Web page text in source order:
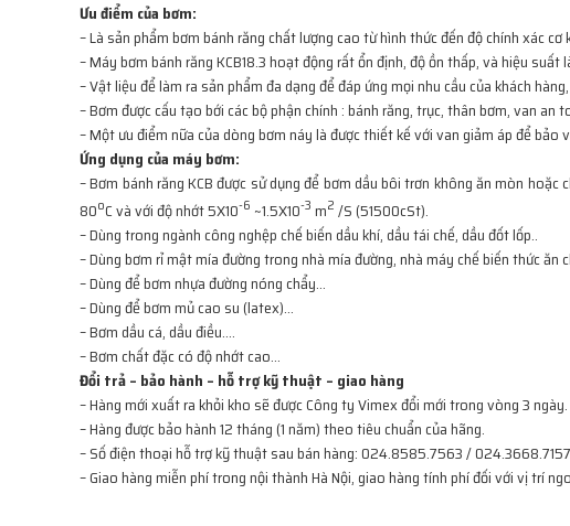
Ưu điểm của bơm:
– Là sản phẩm bơm bánh răng chất lượng cao từ hình thức đến độ chính xác cơ
– Máy bơm bánh răng KCB18.3 hoạt động rất ổn định, độ ồn thấp, và hiệu suất
– Vật liệu để làm ra sản phẩm đa dạng để đáp ứng mọi nhu cầu của khách
– Bơm được cấu tạo bới các bộ phận chính : bánh răng, trục, thân bơm, van
– Một ưu điểm nữa của dòng bơm náy là được thiết kế với van giảm áp để bảo
Ứng dụng của máy bơm:
– Bơm bánh răng KCB được sử dụng để bơm dầu bôi trơn không ăn mòn
80oC và với độ nhớt 5X10-6 ~1.5X10-3 m2 /S (5­1500cSt).
– Dùng trong ngành công nghệp chế biến dầu khí, dầu tái chế, dầu đốt lốp..
– Dùng bơm rỉ mật mía đường trong nhà mía đường, nhà máy chế biến thức ăn
– Dùng để bơm nhựa đường nóng chẩy…
– Dùng để bơm mủ cao su (latex)…
– Bơm dầu cá, dầu điều….
– Bơm chất đặc có độ nhớt cao…
Đổi trả – bảo hành – hỗ trợ kỹ thuật – giao hàng
– Hàng mới xuất ra khỏi kho sẽ được Công ty Vimex đổi mới trong vòng 3
– Hàng được bảo hành 12 tháng (1 năm) theo tiêu chuẩn của hãng.
– Số điện thoại hỗ trợ kỹ thuật sau bán hàng: 024.8585.7563 / 024.3668.7157
– Giao hàng miễn phí trong nội thành Hà Nội, giao hàng tính phí đối với vị trí